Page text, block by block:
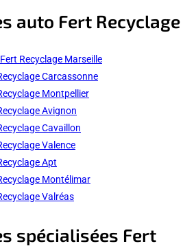
auto Fert Recyclage
Recyclage Marseille
Carcassonne
Montpellier
Avignon
Cavaillon
Valence
Apt
Montélimar
Valréas
spécialisées Fert